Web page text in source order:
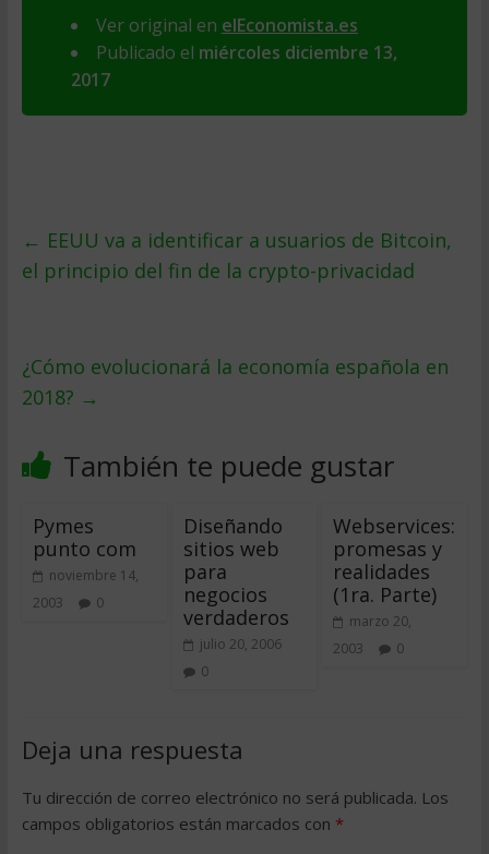
Ver original en elEconomista.es
Publicado el miércoles diciembre 13,
2017
← EEUU va a identificar a usuarios de Bitcoin,
el principio del fin de la crypto-privacidad
¿Cómo evolucionará la economía española en
2018? →
También te puede gustar
Pymes
punto com
noviembre 14,
2003
0
Diseñando
sitios web
para
negocios
verdaderos
julio 20, 2006
0
Webservices:
promesas y
realidades
(1ra. Parte)
marzo 20,
2003
0
Deja una respuesta
Tu dirección de correo electrónico no será publicada. Los
campos obligatorios están marcados con *